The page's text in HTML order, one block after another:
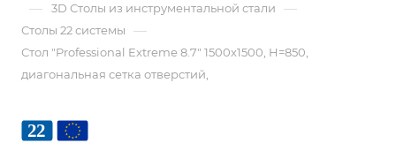
— 3D Столы из инструментальной стали —
Столы 22 системы —
Стол "Professional Extreme 8.7" 1500x1500, H=850,
диагональная сетка отверстий,